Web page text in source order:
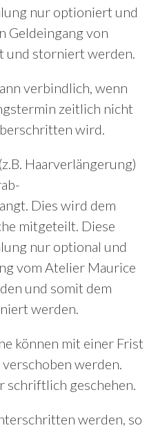
nur optioniert und
Geldeingang von
und storniert werden.
verbindlich, wenn
zeitlich nicht
wird.
Haarverlängerung)
Dies wird dem
mitgeteilt. Diese
nur optional und
vom Atelier Maurice
und somit dem
werden.
können mit einer Frist
werden.
schriftlich geschehen.
werden, so